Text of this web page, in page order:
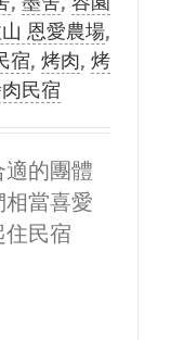
恩愛農場,
宿, 烤肉, 烤
民宿
的團體
當喜愛
住民宿